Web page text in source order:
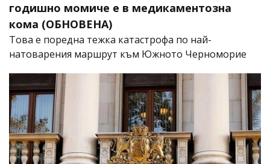
годишно момиче е в медикаментозна
кома (ОБНОВЕНА)
Това е поредна тежка катастрофа по най-
натоварения маршрут към Южното Черноморие